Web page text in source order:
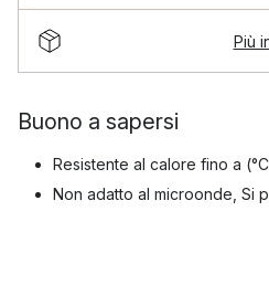
Più
Buono a sapersi
Resistente al calore fino a
Non adatto al microonde, Si